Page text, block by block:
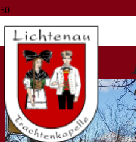
Fasching
Fasching